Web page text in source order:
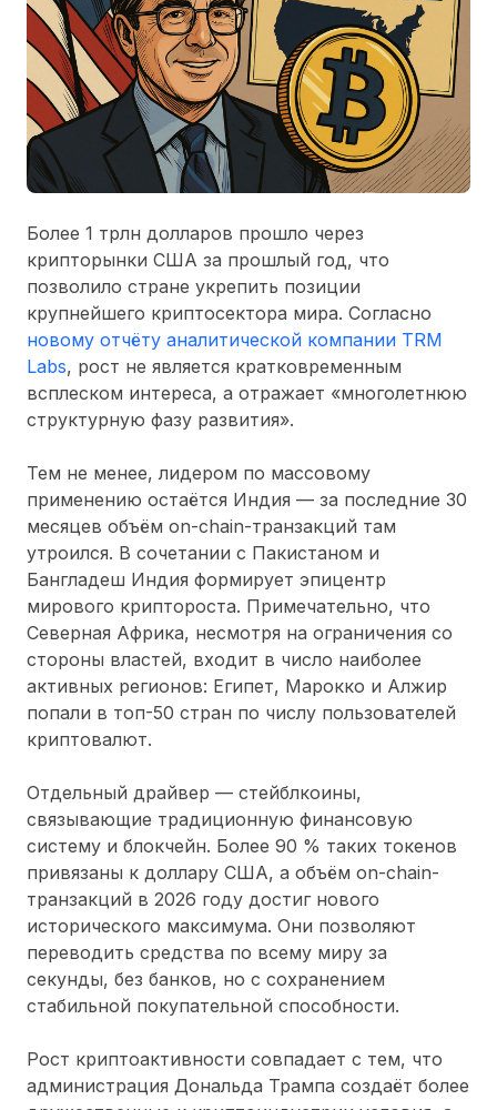
Более 1 трлн долларов прошло через
крипторынки США за прошлый год, что
позволило стране укрепить позиции
крупнейшего криптосектора мира. Согласно
новому отчёту аналитической компании TRM
Labs, рост не является кратковременным
всплеском интереса, а отражает «многолетнюю
структурную фазу развития».
Тем не менее, лидером по массовому
применению остаётся Индия — за последние 30
месяцев объём on-chain-транзакций там
утроился. В сочетании с Пакистаном и
Бангладеш Индия формирует эпицентр
мирового криптороста. Примечательно, что
Северная Африка, несмотря на ограничения со
стороны властей, входит в число наиболее
активных регионов: Египет, Марокко и Алжир
попали в топ-50 стран по числу пользователей
криптовалют.
Отдельный драйвер — стейблкоины,
связывающие традиционную финансовую
систему и блокчейн. Более 90 % таких токенов
привязаны к доллару США, а объём on-chain-
транзакций в 2026 году достиг нового
исторического максимума. Они позволяют
переводить средства по всему миру за
секунды, без банков, но с сохранением
стабильной покупательной способности.
Рост криптоактивности совпадает с тем, что
администрация Дональда Трампа создаёт более